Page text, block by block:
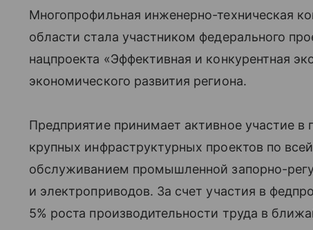
Многопрофильная инженерно-техническая
области стала участником федерального
нацпроекта «Эффективная и конкурентная
экономического развития региона.
Предприятие принимает активное участие в
крупных инфраструктурных проектов по
обслуживанием промышленной запорно-
и электроприводов. За счет участия в
5% роста производительности труда в